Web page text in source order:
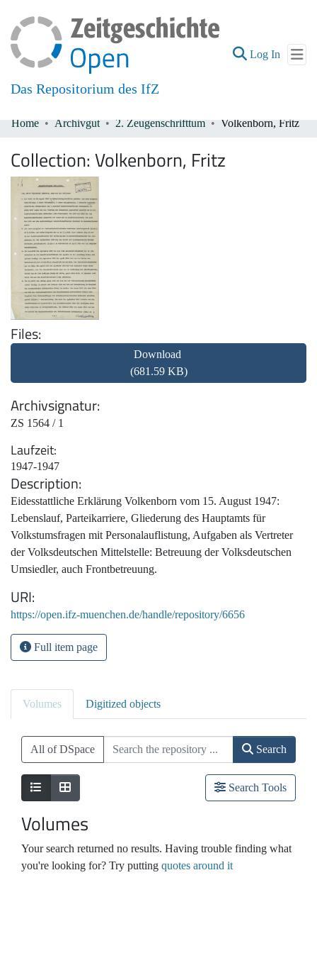
Das Repositorium des IfZ
Log In (current)
All of DSpace
Home Archivgut 2. Zeugenschrifttum Volkenborn, Fritz
Collection: Volkenborn, Fritz
Files
Download
(681.59 KB)
Archivsignatur
ZS 1564 / 1
Laufzeit
1947-1947
Description
Eidesstattliche Erklärung Volkenborn vom 15. August 1947:
Lebenslauf, Parteikarriere, Gliederung des Hauptamts für
Volkstumsfragen mit Personalauflistung, Aufgaben als Vertreter
der Volksdeutschen Mittelstelle: Betreuung der Volksdeutschen
Umsiedler, auch Frontbetreuung.
URI
https://open.ifz-muenchen.de/handle/repository/6656
Full item page
Volumes Digitized objects
All of DSpace Search
Search Tools
Volumes
Your search returned no results. Having trouble finding what
you're looking for? Try putting quotes around it